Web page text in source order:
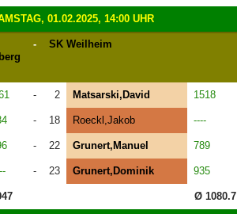
01.02.2025, 14:00 UHR
- SK Weilheim
- 2 Matsarski,David 1518
- 18 Roeckl,Jakob ----
- 22 Grunert,Manuel 789
- 23 Grunert,Dominik 935
Ø 1080.7